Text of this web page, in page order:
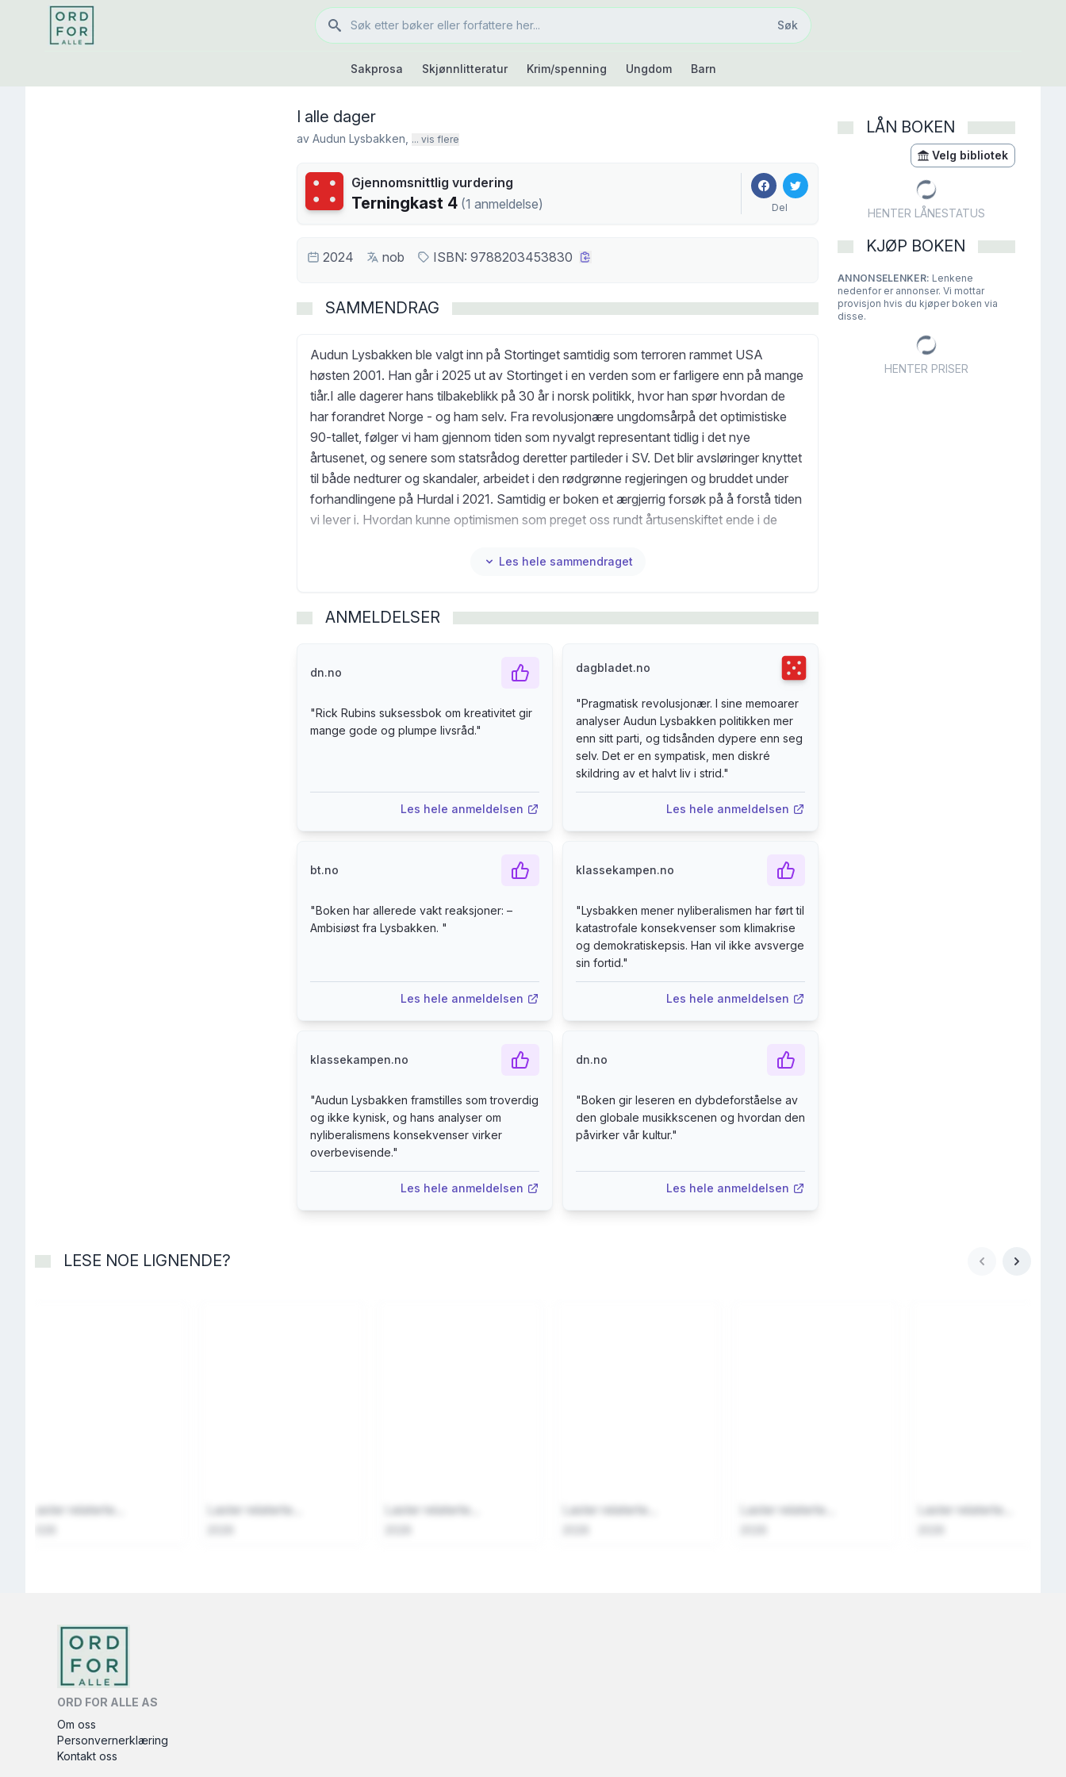
Søk
Søk
Sakprosa Skjønnlitteratur Krim/spenning Ungdom Barn
I alle dager
av Audun Lysbakken ... vis flere
Terningkast4
Gjennomsnittlig vurdering
Terningkast 4 (1 anmeldelse) Del
2024 nob ISBN: 9788203453830
SAMMENDRAG
Audun Lysbakken ble valgt inn på Stortinget samtidig som terroren rammet USA
høsten 2001. Han går i 2025 ut av Stortinget i en verden som er farligere enn på mange
tiår.I alle dagerer hans tilbakeblikk på 30 år i norsk politikk, hvor han spør hvordan de
har forandret Norge - og ham selv. Fra revolusjonære ungdomsårpå det optimistiske
90-tallet, følger vi ham gjennom tiden som nyvalgt representant tidlig i det nye
årtusenet, og senere som statsrådog deretter partileder i SV. Det blir avsløringer knyttet
til både nedturer og skandaler, arbeidet i den rødgrønne regjeringen og bruddet under
forhandlingene på Hurdal i 2021. Samtidig er boken et ærgjerrig forsøk på å forstå tiden
vi lever i. Hvordan kunne optimismen som preget oss rundt årtusenskiftet ende i de
som ledetut idette mørket, sørger over mulighetene som ikke har blitt brukt og viser
Les hele sammendraget
ANMELDELSER
dn.no
"Rick Rubins suksessbok om kreativitet gir
mange gode og plumpe livsråd."
Les hele anmeldelsen
dagbladet.no Terningkast
"Pragmatisk revolusjonær. I sine memoarer
analyser Audun Lysbakken politikken mer
enn sitt parti, og tidsånden dypere enn seg
selv. Det er en sympatisk, men diskré
skildring av et halvt liv i strid."
Les hele anmeldelsen
bt.no
"Boken har allerede vakt reaksjoner: –
Ambisiøst fra Lysbakken. "
Les hele anmeldelsen
klassekampen.no
"Lysbakken mener nyliberalismen har ført til
katastrofale konsekvenser som klimakrise
og demokratiskepsis. Han vil ikke avsverge
sin fortid."
Les hele anmeldelsen
klassekampen.no
"Audun Lysbakken framstilles som troverdig
og ikke kynisk, og hans analyser om
nyliberalismens konsekvenser virker
overbevisende."
Les hele anmeldelsen
dn.no
"Boken gir leseren en dybdeforståelse av
den globale musikkscenen og hvordan den
påvirker vår kultur."
Les hele anmeldelsen
LÅN BOKEN
Velg bibliotek
HENTER LÅNESTATUS
KJØP BOKEN
ANNONSELENKER: Lenkene
nedenfor er annonser. Vi mottar
provisjon hvis du kjøper boken via
disse.
HENTER PRISER
LESE NOE LIGNENDE?
Laster relaterte... Laster relaterte... Laster relaterte... Laster relaterte... Laster relaterte... Laster relaterte...
ORD FOR ALLE AS
Om oss
Personvernerklæring
Kontakt oss